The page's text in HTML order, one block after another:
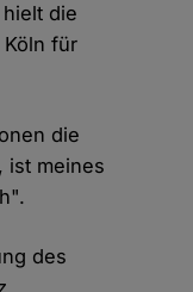
hielt die
für
die
ist meines
des